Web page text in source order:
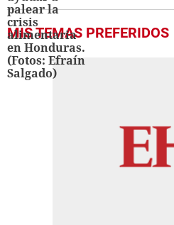
MIS TEMAS PREFERIDOS